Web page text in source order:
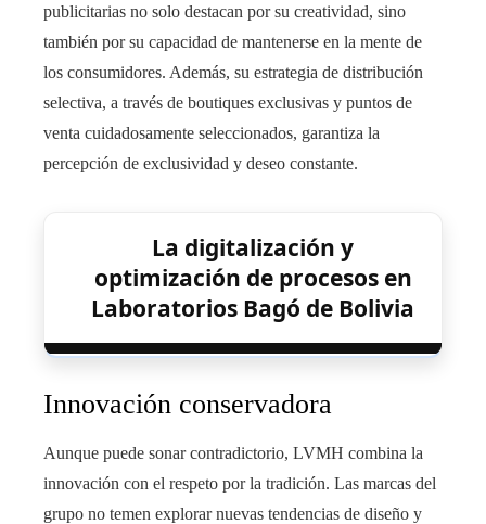
publicitarias no solo destacan por su creatividad, sino
también por su capacidad de mantenerse en la mente de
los consumidores. Además, su estrategia de distribución
selectiva, a través de boutiques exclusivas y puntos de
venta cuidadosamente seleccionados, garantiza la
percepción de exclusividad y deseo constante.
La digitalización y
optimización de procesos en
Laboratorios Bagó de Bolivia
Innovación conservadora
Aunque puede sonar contradictorio, LVMH combina la
innovación con el respeto por la tradición. Las marcas del
grupo no temen explorar nuevas tendencias de diseño y